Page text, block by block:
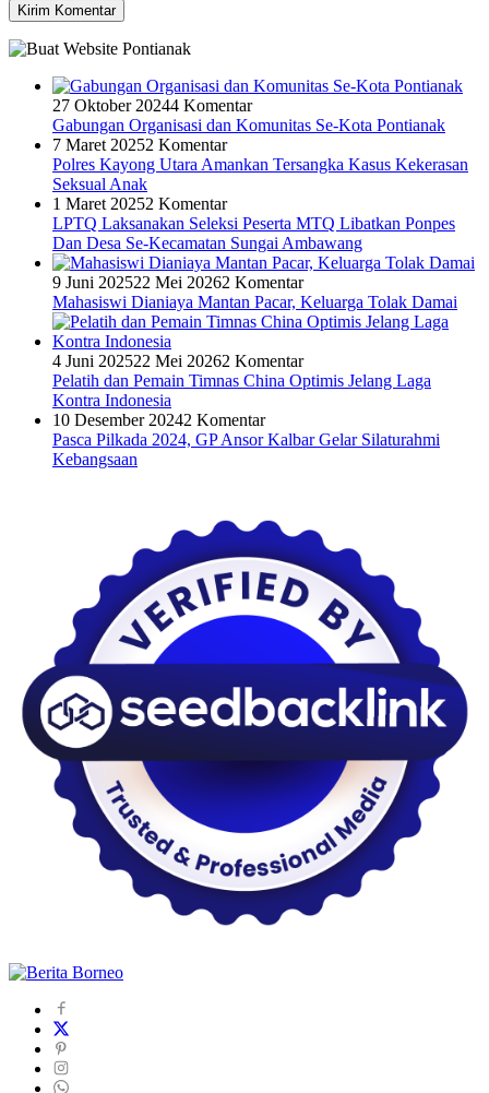
27 Oktober 20244 Komentar
Gabungan Organisasi dan Komunitas Se-Kota Pontianak
7 Maret 20252 Komentar
Polres Kayong Utara Amankan Tersangka Kasus Kekerasan
Seksual Anak
1 Maret 20252 Komentar
LPTQ Laksanakan Seleksi Peserta MTQ Libatkan Ponpes
Dan Desa Se-Kecamatan Sungai Ambawang
9 Juni 202522 Mei 20262 Komentar
Mahasiswi Dianiaya Mantan Pacar, Keluarga Tolak Damai
4 Juni 202522 Mei 20262 Komentar
Pelatih dan Pemain Timnas China Optimis Jelang Laga
Kontra Indonesia
10 Desember 20242 Komentar
Pasca Pilkada 2024, GP Ansor Kalbar Gelar Silaturahmi
Kebangsaan